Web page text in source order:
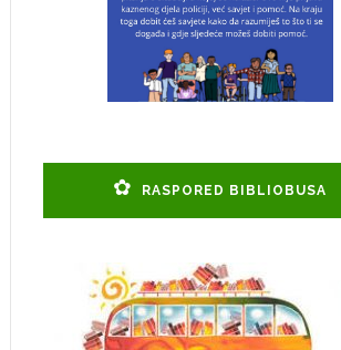
RASPORED BIBLIOBUSA